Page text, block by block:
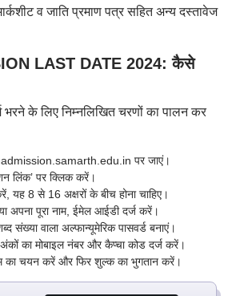
व जाति प्रमाण पत्र सहित अन्य दस्तावेज
LAST DATE 2024: कैसे
भरने के लिए निम्नलिखित चरणों का पालन कर
पर जाएं।
लिंक’ पर क्लिक करें।
यह 8 से 16 अक्षरों के बीच होना चाहिए।
अपना पूरा नाम, ईमेल आईडी दर्ज करें।
संख्या वाला अल्फान्यूमेरिक पासवर्ड बनाएं।
का मोबाइल नंबर और कैप्चा कोड दर्ज करें।
का चयन करें और फिर शुल्क का भुगतान करें।